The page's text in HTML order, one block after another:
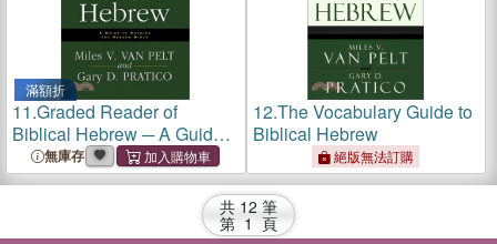
滿額折
11.Graded Reader of
Biblical Hebrew ─ A Guide
to Reading the Hebrew
Bible
無庫存
12.The Vocabulary Guide to
Biblical Hebrew
絕版無法訂購
共 12 筆
第 1 頁